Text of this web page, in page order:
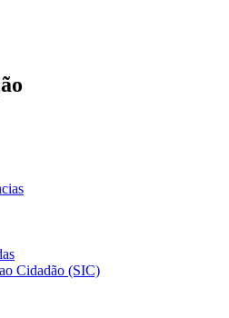
Cidadão (SIC)